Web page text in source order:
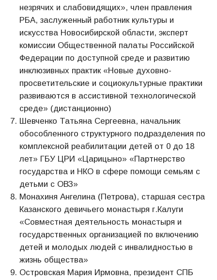
незрячих и слабовидящих», член правления
РБА, заслуженный работник культуры и
искусства Новосибирской области, эксперт
комиссии Общественной палаты Российской
Федерации по доступной среде и развитию
инклюзивных практик «Новые духовно-
просветительские и социокультурные практики
развиваются в ассистивной технологической
среде» (дистанционно)
Шевченко Татьяна Сергеевна, начальник
обособленного структурного подразделения по
комплексной реабилитации детей от 0 до 18
лет» ГБУ ЦРИ «Царицыно» «Партнерство
государства и НКО в сфере помощи семьям с
детьми с ОВЗ»
Монахиня Ангелина (Петрова), старшая сестра
Казанского девичьего монастыря г.Калуги
«Совместная деятельность монастыря и
государственных организацией по включению
детей и молодых людей с инвалидностью в
жизнь общества»
Островская Мария Ирмовна, президент СПБ